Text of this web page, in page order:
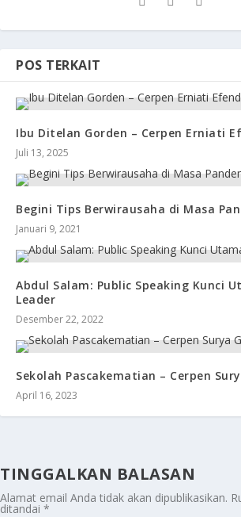
POS TERKAIT
Ibu Ditelan Gorden – Cerpen Erniati
Juli 13, 2025
Begini Tips Berwirausaha di Masa
Januari 9, 2021
Abdul Salam: Public Speaking Kunci
Leader
Desember 22, 2022
Sekolah Pascakematian – Cerpen
April 16, 2023
TINGGALKAN BALASAN
Alamat email Anda tidak akan dipublikasikan.
ditandai *